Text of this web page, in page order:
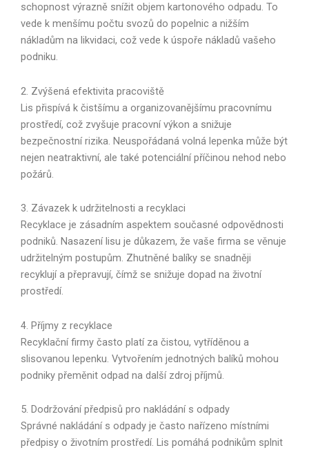
schopnost výrazně snížit objem kartonového odpadu. To
vede k menšímu počtu svozů do popelnic a nižším
nákladům na likvidaci, což vede k úspoře nákladů vašeho
podniku.
2. Zvýšená efektivita pracoviště
Lis přispívá k čistšímu a organizovanějšímu pracovnímu
prostředí, což zvyšuje pracovní výkon a snižuje
bezpečnostní rizika. Neuspořádaná volná lepenka může být
nejen neatraktivní, ale také potenciální příčinou nehod nebo
požárů.
3. Závazek k udržitelnosti a recyklaci
Recyklace je zásadním aspektem současné odpovědnosti
podniků. Nasazení lisu je důkazem, že vaše firma se věnuje
udržitelným postupům. Zhutněné balíky se snadněji
recyklují a přepravují, čímž se snižuje dopad na životní
prostředí.
4. Příjmy z recyklace
Recyklační firmy často platí za čistou, vytříděnou a
slisovanou lepenku. Vytvořením jednotných balíků mohou
podniky přeměnit odpad na další zdroj příjmů.
5. Dodržování předpisů pro nakládání s odpady
Správné nakládání s odpady je často nařízeno místními
předpisy o životním prostředí. Lis pomáhá podnikům splnit